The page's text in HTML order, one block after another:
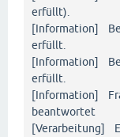
erfüllt).
[Information]
erfüllt.
[Information]
erfüllt.
[Information]
beantwortet
[Verarbeitung]